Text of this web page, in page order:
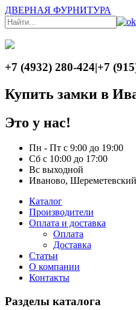
ДВЕРНАЯ ФУРНИТУРА
+7 (4932) 280-424|+7
Купить замки в
Это у нас!
Пн - Пт с 9:00 до 19:00
Сб с 10:00 до 17:00
Вс выходной
Иваново,
Каталог
Производители
Оплата и доставка
Оплата
Доставка
Статьи
О компании
Контакты
Разделы каталога